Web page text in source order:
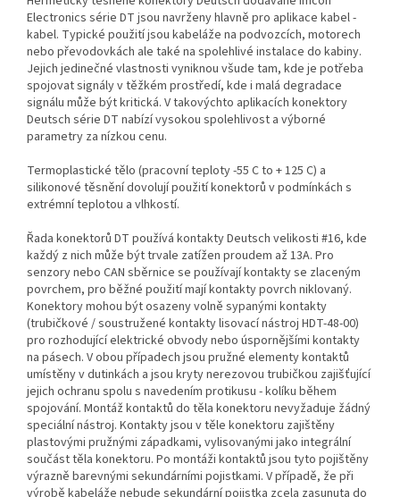
Electronics série DT jsou navrženy hlavně pro aplikace kabel -
kabel. Typické použití jsou kabeláže na podvozcích, motorech
nebo převodovkách ale také na spolehlivé instalace do kabiny.
Jejich jedinečné vlastnosti vyniknou všude tam, kde je potřeba
spojovat signály v těžkém prostředí, kde i malá degradace
signálu může být kritická. V takovýchto aplikacích konektory
Deutsch série DT nabízí vysokou spolehlivost a výborné
parametry za nízkou cenu.
Termoplastické tělo (pracovní teploty -55 C to + 125 C) a
silikonové těsnění dovolují použití konektorů v podmínkách s
extrémní teplotou a vlhkostí.
Řada konektorů DT používá kontakty Deutsch velikosti #16, kde
každý z nich může být trvale zatížen proudem až 13A. Pro
senzory nebo CAN sběrnice se používají kontakty se zlaceným
povrchem, pro běžné použití mají kontakty povrch niklovaný.
Konektory mohou být osazeny volně sypanými kontakty
(trubičkové / soustružené kontakty lisovací nástroj HDT-48-00)
pro rozhodující elektrické obvody nebo úspornějšími kontakty
na pásech. V obou případech jsou pružné elementy kontaktů
umístěny v dutinkách a jsou kryty nerezovou trubičkou zajišťující
jejich ochranu spolu s navedením protikusu - kolíku během
spojování. Montáž kontaktů do těla konektoru nevyžaduje žádný
speciální nástroj. Kontakty jsou v těle konektoru zajištěny
plastovými pružnými západkami, vylisovanými jako integrální
součást těla konektoru. Po montáži kontaktů jsou tyto pojištěny
výrazně barevnými sekundárními pojistkami. V případě, že při